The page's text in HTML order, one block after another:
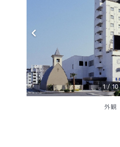
1 /10
外観